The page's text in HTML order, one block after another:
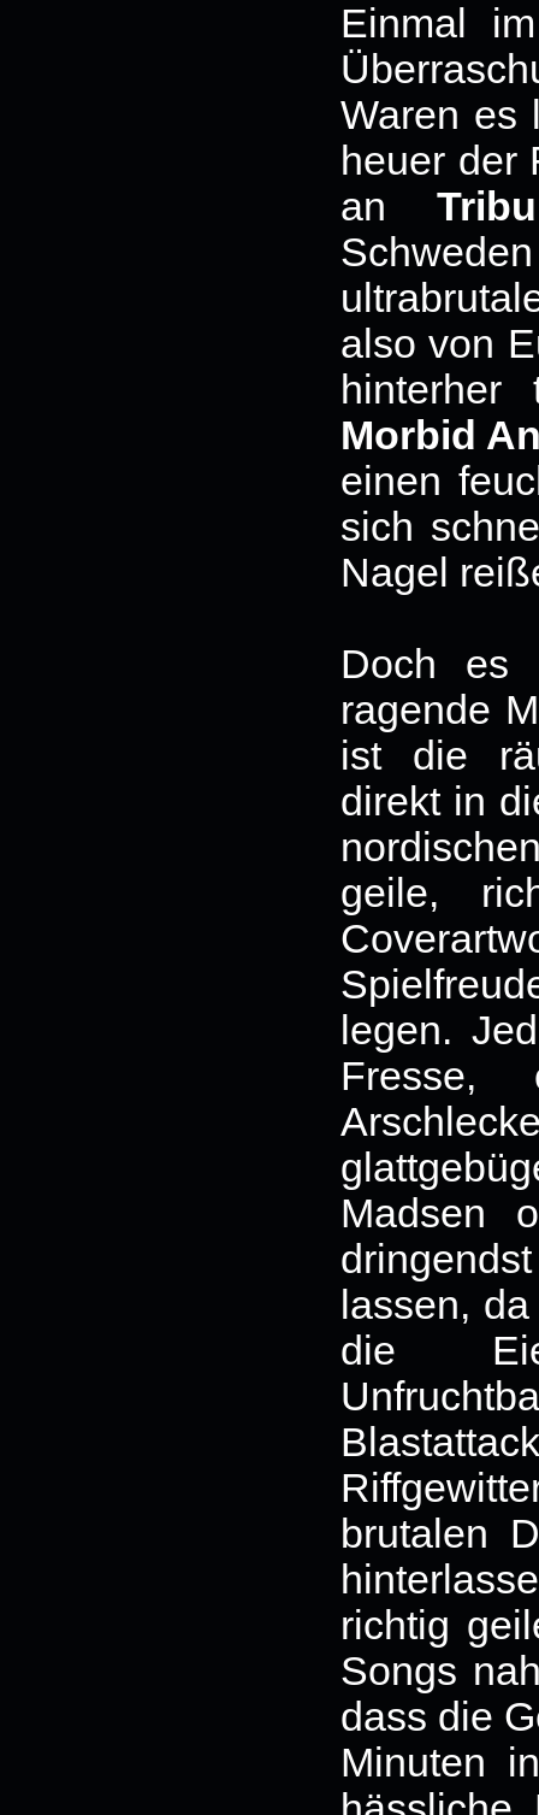
Einmal
Waren es
heuer der
an
also von
Morbid
einen
sich
Nagel
Doch es
ragende
ist die
direkt in
geile,
legen.
Fresse,
Madsen
lassen,
die
brutalen
richtig
Songs
dass die
Minuten